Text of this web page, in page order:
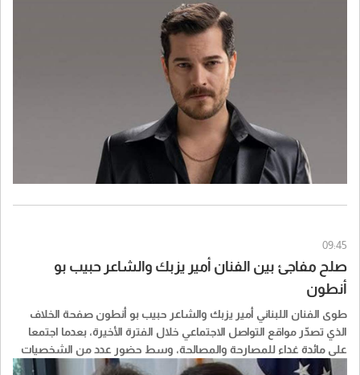
09:45
صلح مفاجئ بين الفنان أمير يزبك والشاعر حبيب بو
أنطون
طوى الفنان اللبناني أمير يزبك والشاعر حبيب بو أنطون صفحة الخلاف
الذي تصدّر مواقع التواصل الاجتماعي خلال الفترة الأخيرة، بعدما اجتمعا
على مائدة غداء للمصارحة والمصالحة، وسط حضور عدد من الشخصيات
والوجهاء.